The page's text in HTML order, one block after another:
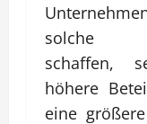
solche
schaffen,
höhere
eine